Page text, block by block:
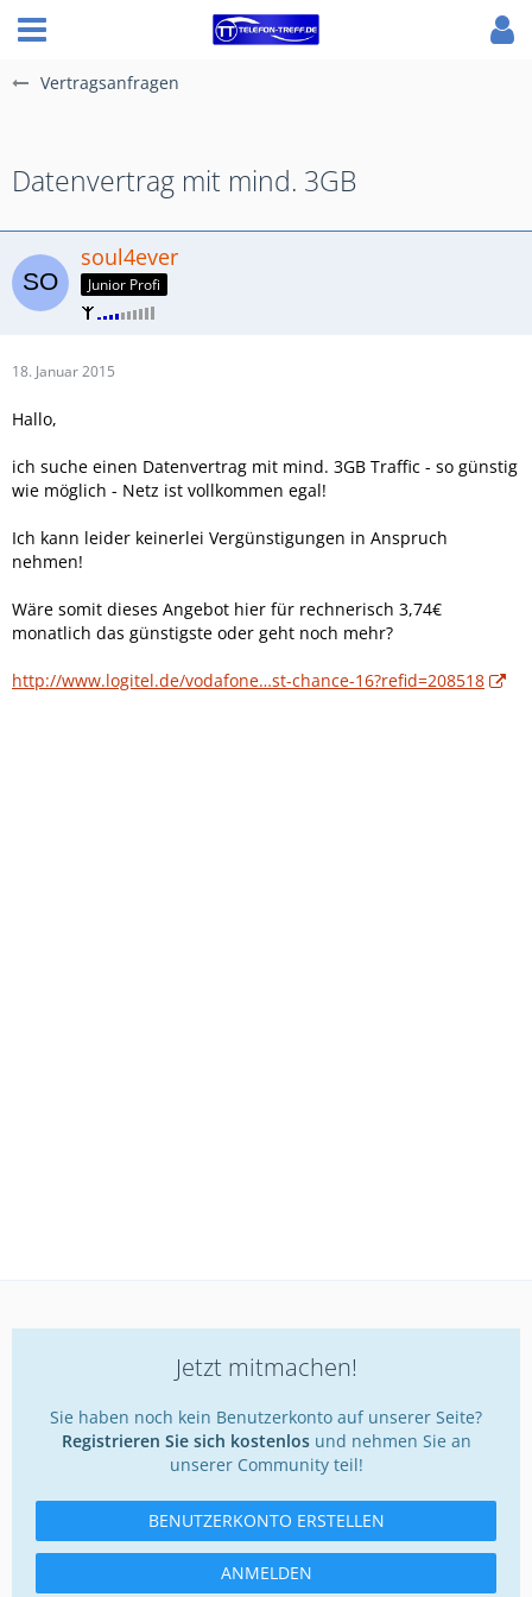
Vertragsanfragen
Datenvertrag mit mind. 3GB
soul4ever
Junior Profi
18. Januar 2015
Hallo,
ich suche einen Datenvertrag mit mind. 3GB Traffic - so günstig
wie möglich - Netz ist vollkommen egal!
Ich kann leider keinerlei Vergünstigungen in Anspruch
nehmen!
Wäre somit dieses Angebot hier für rechnerisch 3,74€
monatlich das günstigste oder geht noch mehr?
http://www.logitel.de/vodafone…st-chance-16?refid=208518
Jetzt mitmachen!
Sie haben noch kein Benutzerkonto auf unserer Seite?
Registrieren Sie sich kostenlosund nehmen Sie an
unserer Community teil!
BENUTZERKONTO ERSTELLEN
ANMELDEN